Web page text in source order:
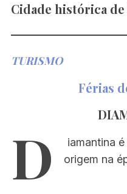
Cidade histórica
TURISMO
Férias
D
iamantina
origem na